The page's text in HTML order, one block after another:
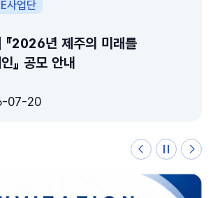
사업단
2026년 제주의 미래를
』 공모 안내
07-20